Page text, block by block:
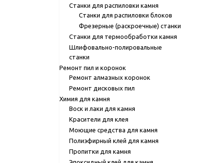
Станки для распиловки камня
Станки для распиловки блоков
Фрезерные (раскроечные) станки
Станки для термообработки камня
Шлифовально-полировальные
станки
Ремонт пил и коронок
Ремонт алмазных коронок
Ремонт дисковых пил
Химия для камня
Воск и лаки для камня
Красители для клея
Моющие средства для камня
Полиэфирный клей для камня
Пропитки для камня